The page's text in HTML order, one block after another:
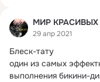
29 апр 2021
Блеск-тату
один из самых
выполнения бикини-